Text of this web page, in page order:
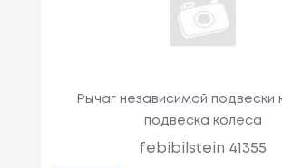
Рычаг независимой подвески
подвеска колеса
febibilstein 41355